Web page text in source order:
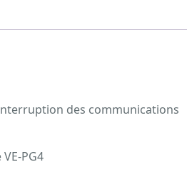
des communications
PG4